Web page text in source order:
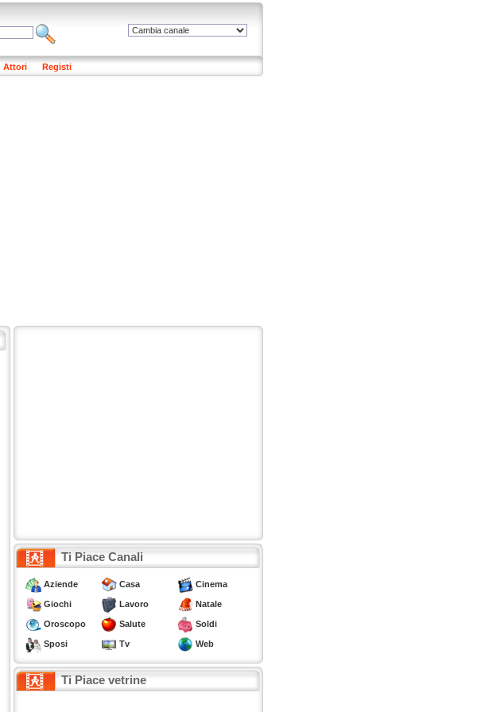
Attori Registi
Ti Piace Canali
Aziende Casa Cinema
Giochi Lavoro Natale
Oroscopo Salute Soldi
Sposi Tv Web
Ti Piace vetrine